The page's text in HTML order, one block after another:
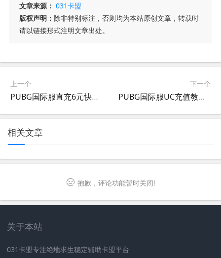
文章来源： 031卡盟
版权声明： 除非特别标注，否则均为本站原创文章，转载时
请以链接形式注明文章出处。
上一个
PUBG国际服直充6元快速获取游戏内货币-PUBG国际服6元直充购买指南
下一个
PUBG国际服UC充值教程及优惠攻略-如何在PUBG国际服进行高效安全的UC充值
相关文章
抱歉，评论功能暂时关闭!
关于本站
031卡盟专注绝地求生稳定辅助卡盟平台